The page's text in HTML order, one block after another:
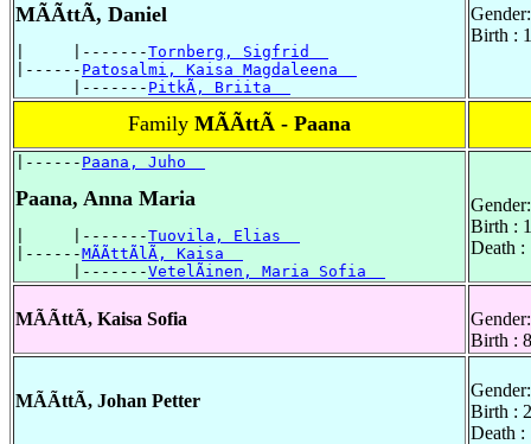
MÃÃttÃ, Daniel
|     |-------Tornberg, Sigfrid
|------ Patosalmi, Kaisa Magdaleena
      |-------
PitkÃ, Briita
Birth :
Family MÃÃttÃ - Paana
|------ Paana, Juho
Paana, Anna Maria
|     |-------Tuovila, Elias
|------MÃÃttÃlÃ, Kaisa
      |-------
VetelÃinen, Maria Sofia
Birth :
Death :
MÃÃttÃ, Kaisa Sofia
Birth :
MÃÃttÃ, Johan Petter
Birth :
Death :